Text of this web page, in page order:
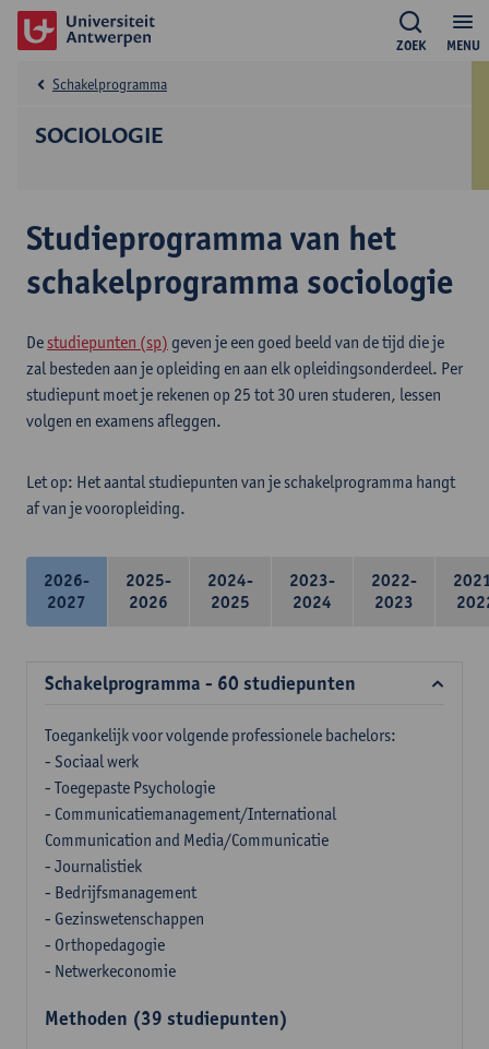
MENU
ZOEK
SOCIOLOGIE
Schakelprogramma
Studieprogramma van het
schakelprogramma sociologie
De studiepunten (sp) geven je een goed beeld van de tijd die je
zal besteden aan je opleiding en aan elk opleidingsonderdeel. Per
studiepunt moet je rekenen op 25 tot 30 uren studeren, lessen
volgen en examens afleggen.
Let op: Het aantal studiepunten van je schakelprogramma hangt
af van je vooropleiding.
2026-
2027
2025-
2026
2024-
2025
2023-
2024
2022-
2023
Schakelprogramma - 60 studiepunten
Toegankelijk voor volgende professionele bachelors:
- Sociaal werk
- Toegepaste Psychologie
- Communicatiemanagement/International
Communication and Media/Communicatie
- Journalistiek
- Bedrijfsmanagement
- Gezinswetenschappen
- Orthopedagogie
- Netwerkeconomie
Methoden (39 studiepunten)